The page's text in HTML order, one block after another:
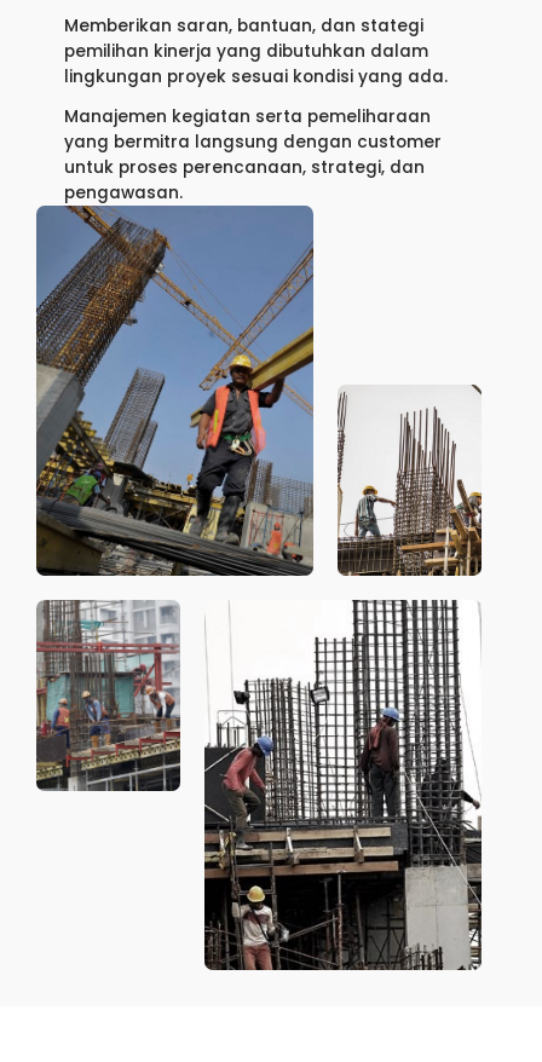
Memberikan saran, bantuan, dan stategi
pemilihan kinerja yang dibutuhkan dalam
lingkungan proyek sesuai kondisi yang ada.
Manajemen kegiatan serta pemeliharaan
yang bermitra langsung dengan customer
untuk proses perencanaan, strategi, dan
pengawasan.